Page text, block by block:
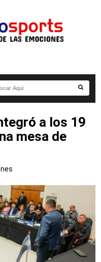
a los 19
mesa de